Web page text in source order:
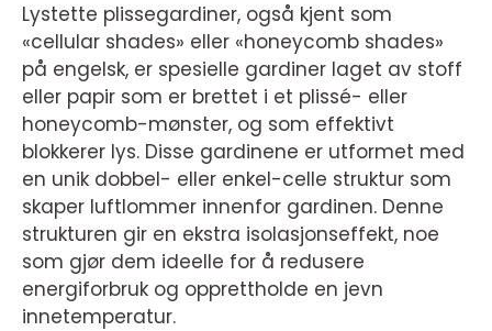
Lystette plissegardiner, også kjent som
«cellular shades» eller «honeycomb shades»
på engelsk, er spesielle gardiner laget av stoff
eller papir som er brettet i et plissé- eller
honeycomb-mønster, og som effektivt
blokkerer lys. Disse gardinene er utformet med
en unik dobbel- eller enkel-celle struktur som
skaper luftlommer innenfor gardinen. Denne
strukturen gir en ekstra isolasjonseffekt, noe
som gjør dem ideelle for å redusere
energiforbruk og opprettholde en jevn
innetemperatur.